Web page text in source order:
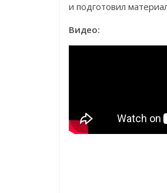
и подготовил
Видео: